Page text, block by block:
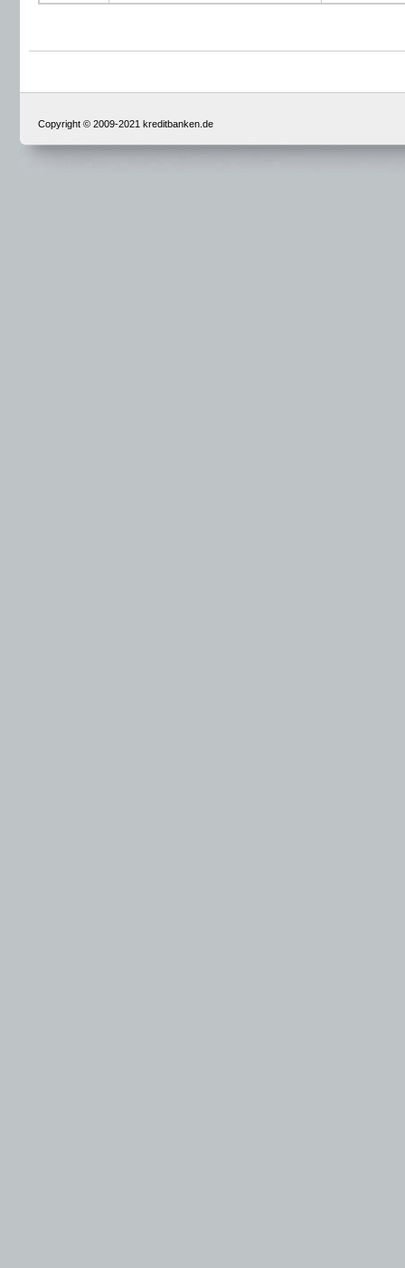
Copyright © 2009-2021 kreditbanken.de